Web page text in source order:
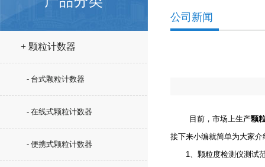
+ 颗粒计数器
- 台式颗粒计数器
- 在线式颗粒计数器
- 便携式颗粒计数器
公司新闻
目前，市场上生产颗
接下来小编就简单为大家
1、颗粒度检测仪测试范